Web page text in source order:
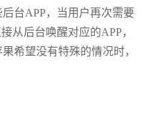
台APP，当用户再次需要
从后台唤醒对应的APP，
希望没有特殊的情况时，